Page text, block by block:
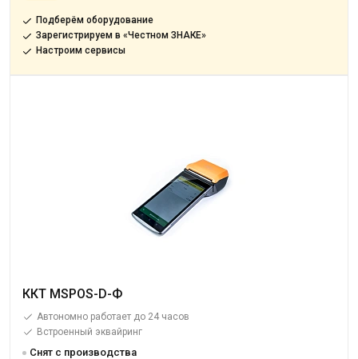
ККТ MSPOS-D-Ф
Автономно работает до 24 часов
Встроенный эквайринг
Снят с производства
Подберём оборудование
Зарегистрируем в «Честном ЗНАКЕ»
Настроим сервисы